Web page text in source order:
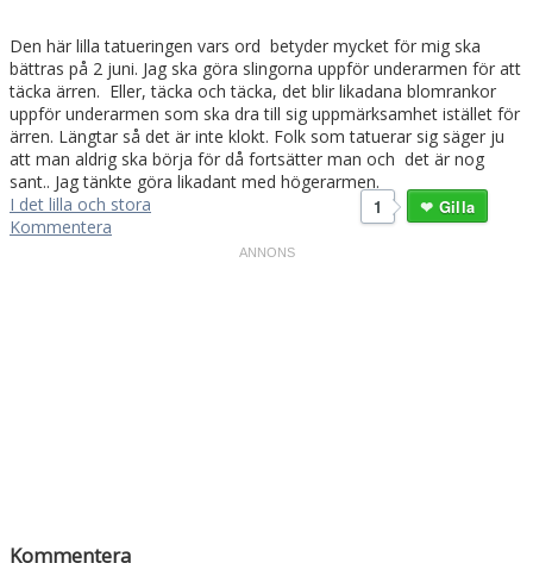
Den här lilla tatueringen vars ord betyder mycket för mig ska
bättras på 2 juni. Jag ska göra slingorna uppför underarmen för att
täcka ärren. Eller, täcka och täcka, det blir likadana blomrankor
uppför underarmen som ska dra till sig uppmärksamhet istället för
ärren. Längtar så det är inte klokt. Folk som tatuerar sig säger ju
att man aldrig ska börja för då fortsätter man och det är nog
sant.. Jag tänkte göra likadant med högerarmen.
I det lilla och stora
Kommentera
1 Gilla
Kommentera